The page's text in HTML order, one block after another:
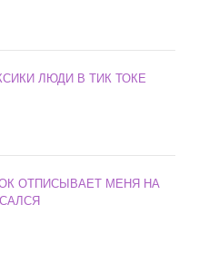
ЛЮДИ В ТИК ТОКЕ
ОТПИСЫВАЕТ МЕНЯ НА